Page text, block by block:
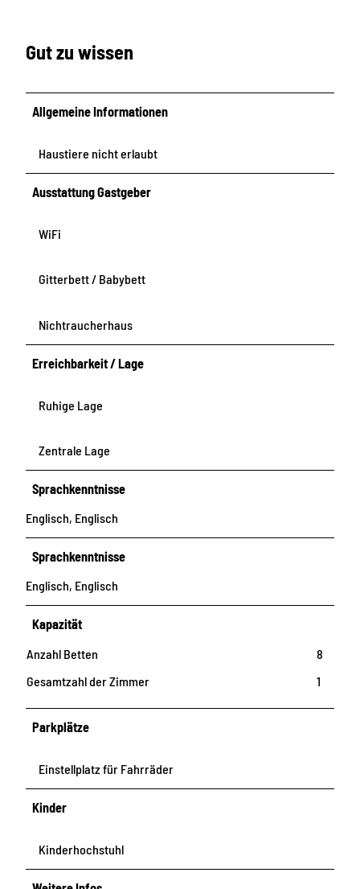
Gut zu wissen
Allgemeine Informationen
Haustiere nicht erlaubt
Ausstattung Gastgeber
WiFi
Gitterbett / Babybett
Nichtraucherhaus
Erreichbarkeit / Lage
Ruhige Lage
Zentrale Lage
Sprachkenntnisse
Englisch, Englisch
Sprachkenntnisse
Englisch, Englisch
Kapazität
Anzahl Betten
8
Gesamtzahl der Zimmer
1
Parkplätze
Einstellplatz für Fahrräder
Kinder
Kinderhochstuhl